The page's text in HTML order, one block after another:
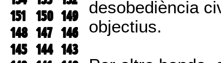
151
150 149
148 147 146
145 144 143
desobediència
objectius.